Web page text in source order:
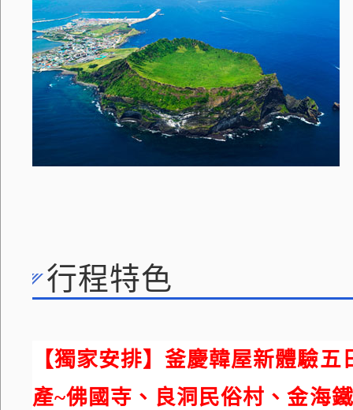
行程特色
【獨家安排】釜慶韓屋新體驗五
產~佛國寺、良洞民俗村、金海